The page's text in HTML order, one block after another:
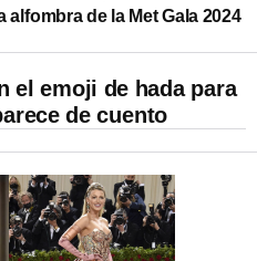
de la Met Gala 2024
el emoji de hada para
de cuento